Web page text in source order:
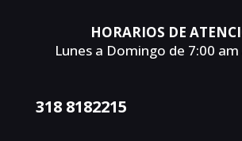
HORARIOS DE
Lunes a Domingo de 7:00
318 8182215